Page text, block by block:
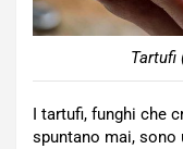
Tartufi
I tartufi, funghi che
spuntano mai, sono